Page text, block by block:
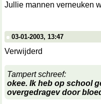
Jullie mannen verneuken
03-01-2003, 13:47
Verwijderd
Tampert schreef:
okee. Ik heb op school
overgedragev door